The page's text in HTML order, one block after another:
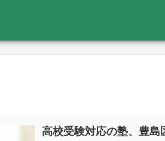
高校受験対応の塾、豊島